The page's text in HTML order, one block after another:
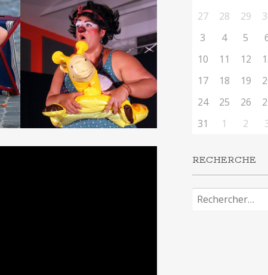
27 28 29
3
4 5
10
11 12
17
18 19
24
25 26
31
1 2
RECHERCHE